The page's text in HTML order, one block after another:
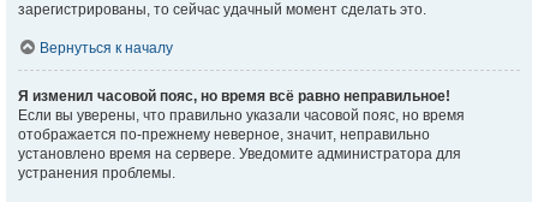
зарегистрированы, то сейчас удачный момент сделать это.
Вернуться к началу
Я изменил часовой пояс, но время всё равно неправильное!
Если вы уверены, что правильно указали часовой пояс, но время
отображается по-прежнему неверное, значит, неправильно
установлено время на сервере. Уведомите администратора для
устранения проблемы.